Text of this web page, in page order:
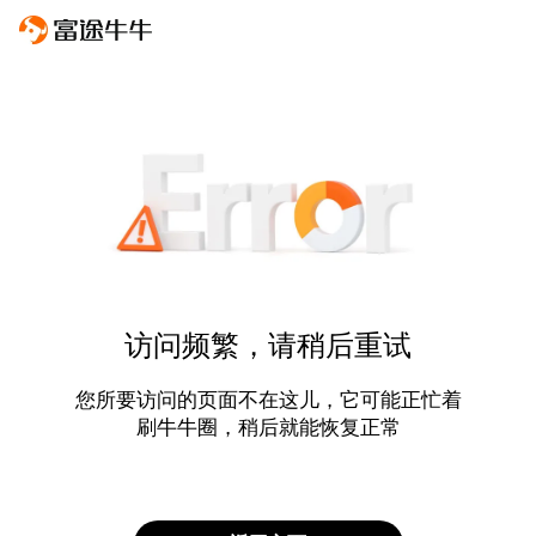
访问频繁，请稍后重试
您所要访问的页面不在这儿，它可能正忙着
刷牛牛圈，稍后就能恢复正常